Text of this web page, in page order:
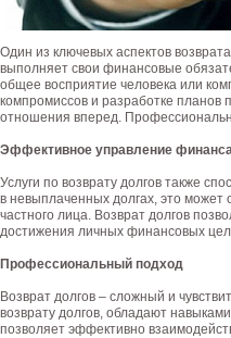
Один из ключевых аспектов
выполняет свои финансовые
общее восприятие человека или
компромиссов и разработке планов
отношения вперед.
Эффективное управление
Услуги по возврату долгов также
в невыплаченных долгах, это
частного лица. Возврат долгов
достижения личных финансовых
Профессиональный подход
Возврат долгов – сложный и
возврату долгов, обладают
позволяет эффективно